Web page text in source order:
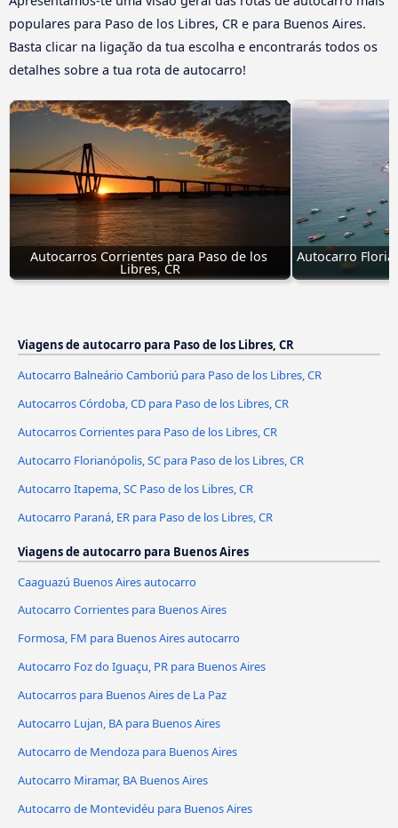
populares para Paso de los Libres, CR e para Buenos Aires.
Basta clicar na ligação da tua escolha e encontrarás todos os
detalhes sobre a tua rota de autocarro!
Autocarros Corrientes para Paso de los
Libres, CR
Autocarro
Viagens de autocarro para Paso de los Libres, CR
Autocarro Balneário Camboriú para Paso de los Libres, CR
Autocarros Córdoba, CD para Paso de los Libres, CR
Autocarros Corrientes para Paso de los Libres, CR
Autocarro Florianópolis, SC para Paso de los Libres, CR
Autocarro Itapema, SC Paso de los Libres, CR
Autocarro Paraná, ER para Paso de los Libres, CR
Viagens de autocarro para Buenos Aires
Caaguazú Buenos Aires autocarro
Autocarro Corrientes para Buenos Aires
Formosa, FM para Buenos Aires autocarro
Autocarro Foz do Iguaçu, PR para Buenos Aires
Autocarros para Buenos Aires de La Paz
Autocarro Lujan, BA para Buenos Aires
Autocarro de Mendoza para Buenos Aires
Autocarro Miramar, BA Buenos Aires
Autocarro de Montevidéu para Buenos Aires